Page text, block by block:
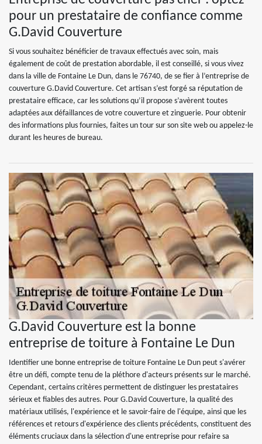
pour un prestataire de confiance comme
G.David Couverture
Si vous souhaitez bénéficier de travaux effectués avec soin, mais
également de coût de prestation abordable, il est conseillé, si vous vivez
dans la ville de Fontaine Le Dun, dans le 76740, de se fier à l’entreprise de
couverture G.David Couverture. Cet artisan s’est forgé sa réputation de
prestataire efficace, car les solutions qu’il propose s’avèrent toutes
adaptées aux défaillances de votre couverture et zinguerie. Pour obtenir
des informations plus fournies, faites un tour sur son site web ou appelez-le
durant les heures de bureau.
G.David Couverture est la bonne
entreprise de toiture à Fontaine Le Dun
Identifier une bonne entreprise de toiture Fontaine Le Dun peut s'avérer
être un défi, compte tenu de la pléthore d'acteurs présents sur le marché.
Cependant, certains critères permettent de distinguer les prestataires
sérieux et fiables des autres. Pour G.David Couverture, la qualité des
matériaux utilisés, l'expérience et le savoir-faire de l'équipe, ainsi que les
références et retours d'expérience des clients précédents, constituent des
éléments cruciaux dans la sélection d'une entreprise pour refaire sa